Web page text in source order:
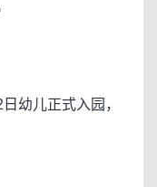
幼儿正式入园，